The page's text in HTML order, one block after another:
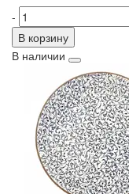
-
В корзину
В наличии